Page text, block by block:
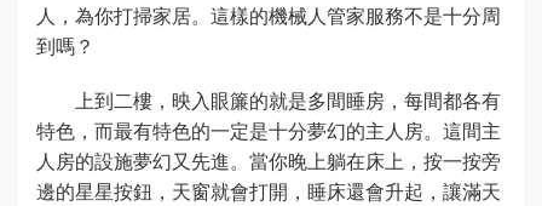
人，為你打掃家居。這樣的機械人管家服務不是十分周
到嗎？
上到二樓，映入眼簾的就是多間睡房，每間都各有
特色，而最有特色的一定是十分夢幻的主人房。這間主
人房的設施夢幻又先進。當你晚上躺在床上，按一按旁
邊的星星按鈕，天窗就會打開，睡床還會升起，讓滿天